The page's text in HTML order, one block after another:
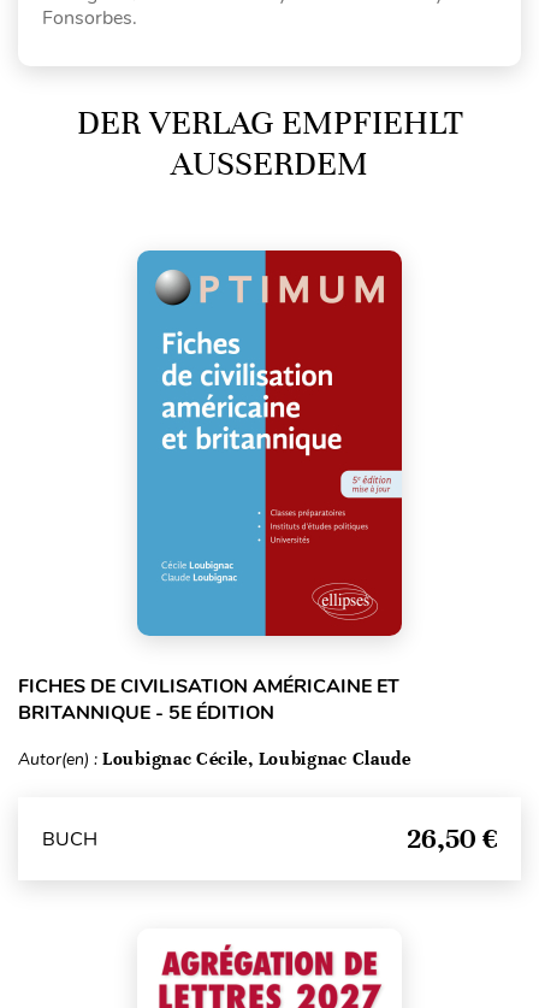
Fonsorbes.
DER VERLAG EMPFIEHLT
AUSSERDEM
FICHES DE CIVILISATION AMÉRICAINE ET
BRITANNIQUE - 5E ÉDITION
Autor(en) : Loubignac Cécile, Loubignac Claude
BUCH 26,50 €